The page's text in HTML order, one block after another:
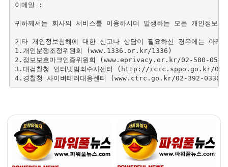
이메일 :
귀하께서는 회사의 서비스를 이용하시며 발생하는 모든 개인정보
기타 개인정보침해에 대한 신고나 상담이 필요하신 경우에는 아래
1.개인분쟁조정위원회 (www.1336.or.kr/1336)
2.정보보호마크인증위원회 (www.eprivacy.or.kr/02-580-
3.대검찰청 인터넷범죄수사센터 (http://icic.sppo.go.kr/02-
4.경찰청 사이버테러대응센터 (www.ctrc.go.kr/02-392-0330)